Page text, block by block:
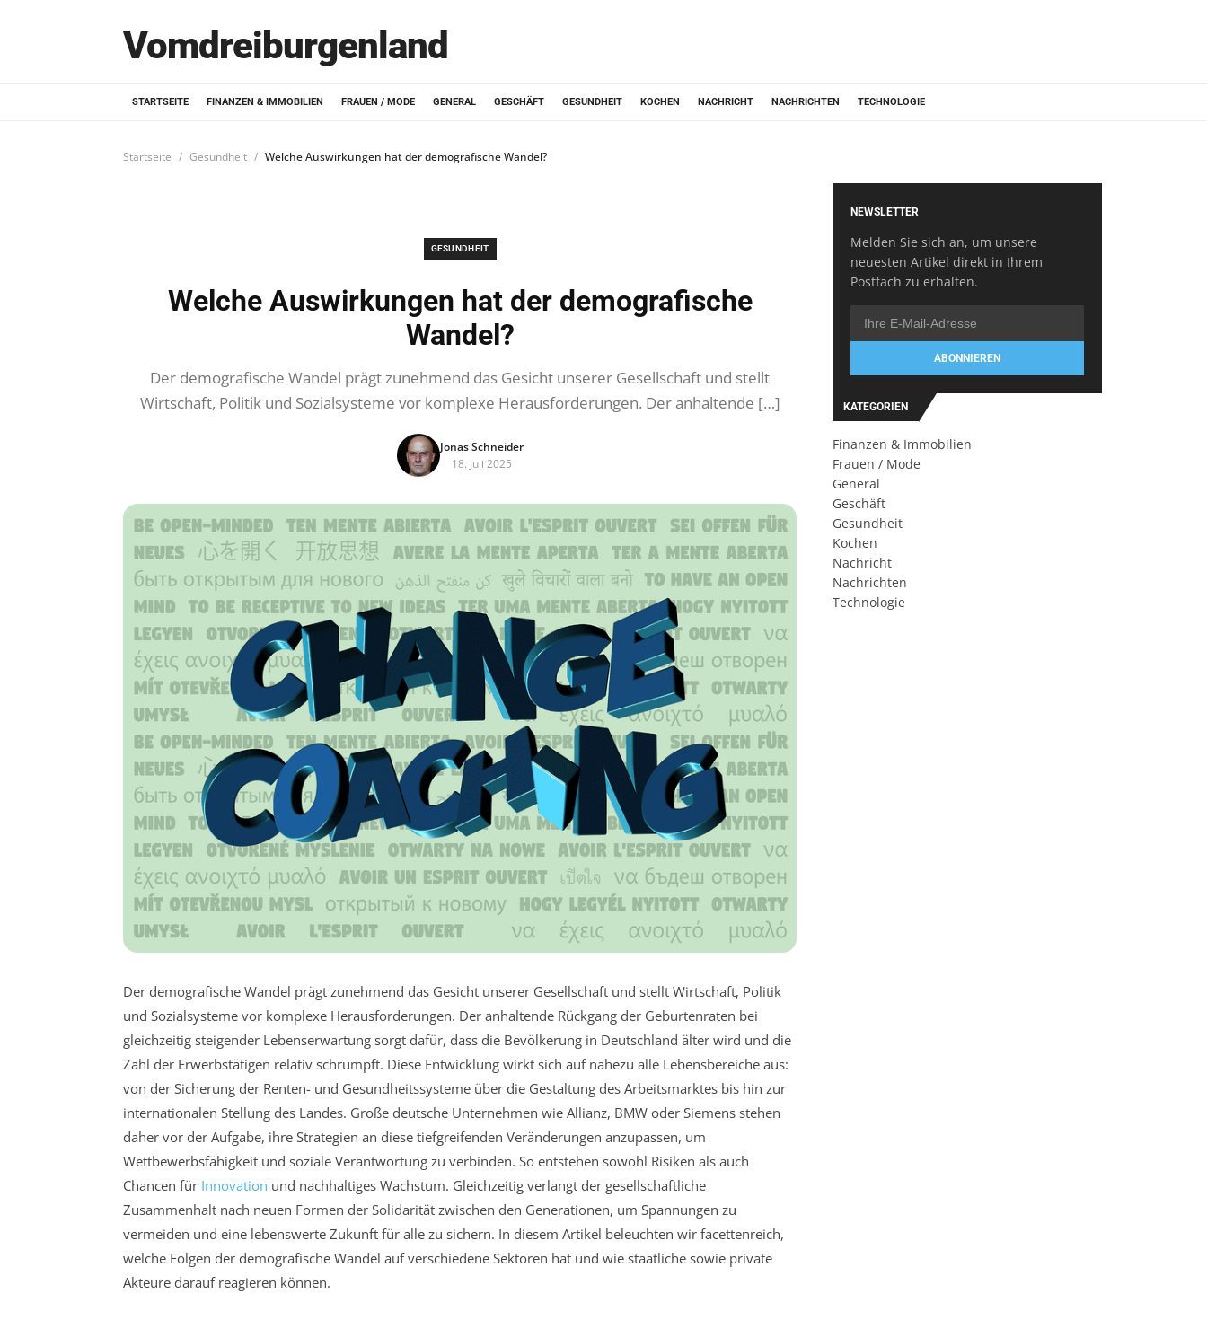
Vomdreiburgenland
STARTSEITE FINANZEN & IMMOBILIEN FRAUEN / MODE GENERAL GESCHÄFT GESUNDHEIT KOCHEN NACHRICHT NACHRICHTEN TECHNOLOGIE
Startseite Gesundheit Welche Auswirkungen hat der demografische Wandel?
GESUNDHEIT
Welche Auswirkungen hat der demografische
Wandel?
Der demografische Wandel prägt zunehmend das Gesicht unserer Gesellschaft und stellt
Wirtschaft, Politik und Sozialsysteme vor komplexe Herausforderungen. Der anhaltende […]
Jonas Schneider
18. Juli 2025
Der demografische Wandel prägt zunehmend das Gesicht unserer Gesellschaft und stellt Wirtschaft, Politik
und Sozialsysteme vor komplexe Herausforderungen. Der anhaltende Rückgang der Geburtenraten bei
gleichzeitig steigender Lebenserwartung sorgt dafür, dass die Bevölkerung in Deutschland älter wird und die
Zahl der Erwerbstätigen relativ schrumpft. Diese Entwicklung wirkt sich auf nahezu alle Lebensbereiche aus:
von der Sicherung der Renten- und Gesundheitssysteme über die Gestaltung des Arbeitsmarktes bis hin zur
internationalen Stellung des Landes. Große deutsche Unternehmen wie Allianz, BMW oder Siemens stehen
daher vor der Aufgabe, ihre Strategien an diese tiefgreifenden Veränderungen anzupassen, um
Wettbewerbsfähigkeit und soziale Verantwortung zu verbinden. So entstehen sowohl Risiken als auch
Chancen für Innovation und nachhaltiges Wachstum. Gleichzeitig verlangt der gesellschaftliche
Zusammenhalt nach neuen Formen der Solidarität zwischen den Generationen, um Spannungen zu
vermeiden und eine lebenswerte Zukunft für alle zu sichern. In diesem Artikel beleuchten wir facettenreich,
welche Folgen der demografische Wandel auf verschiedene Sektoren hat und wie staatliche sowie private
Akteure darauf reagieren können.
NEWSLETTER
Melden Sie sich an, um unsere
neuesten Artikel direkt in Ihrem
Postfach zu erhalten.
ABONNIEREN
KATEGORIEN
Finanzen & Immobilien
Frauen / Mode
General
Geschäft
Gesundheit
Kochen
Nachricht
Nachrichten
Technologie